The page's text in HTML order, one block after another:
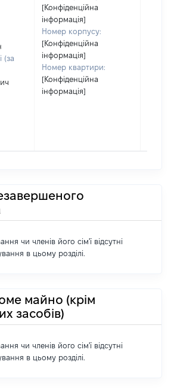
(за
[Конфіденційна
інформація]
Номер корпусу:
[Конфіденційна
інформація]
Номер квартири:
[Конфіденційна
інформація]
чи членів його сім'ї відсутні
в цьому розділі.
майно (крім
засобів)
чи членів його сім'ї відсутні
в цьому розділі.